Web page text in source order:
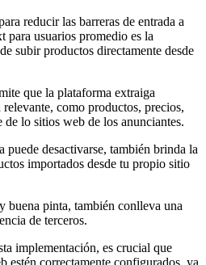
reducir las barreras de entrada a
usuarios promedio es la
subir productos directamente desde
que la plataforma extraiga
como productos, precios,
de lo sitios web de los anunciantes.
puede desactivarse, también brinda la
importados desde tu propio sitio
buena pinta, también conlleva una
de terceros.
implementación, es crucial que